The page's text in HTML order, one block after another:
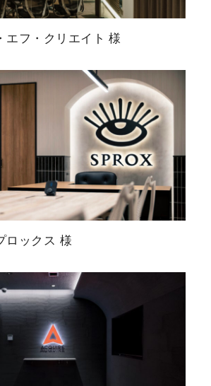
エフ・クリエイト 様
ロックス 様